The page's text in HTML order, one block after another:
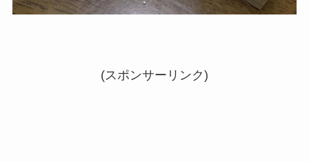
(スポンサーリンク)